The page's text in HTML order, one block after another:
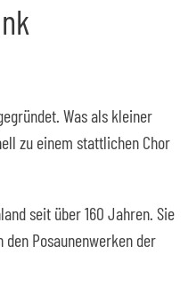
Was als kleiner
zu einem stattlichen Chor
seit über 160 Jahren. Sie
Posaunenwerken der